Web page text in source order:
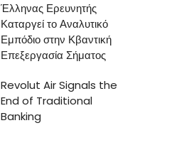
Έλληνας Ερευνητής
Καταργεί το Αναλυτικό
Εμπόδιο στην Κβαντική
Επεξεργασία Σήματος
Revolut Air Signals the
End of Traditional
Banking